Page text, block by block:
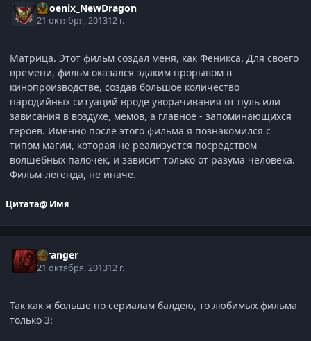
Phoenix_NewDragon
21 октября, 201312 г.
Матрица. Этот фильм создал меня, как Феникса. Для своего
времени, фильм оказался эдаким прорывом в
кинопроизводстве, создав большое количество
пародийных ситуаций вроде уворачивания от пуль или
зависания в воздухе, мемов, а главное - запоминающихся
героев. Именно после этого фильма я познакомился с
типом магии, которая не реализуется посредством
волшебных палочек, и зависит только от разума человека.
Фильм-легенда, не иначе.
Цитата@ Имя
Stranger
21 октября, 201312 г.
Так как я больше по сериалам балдею, то любимых фильма
только 3: